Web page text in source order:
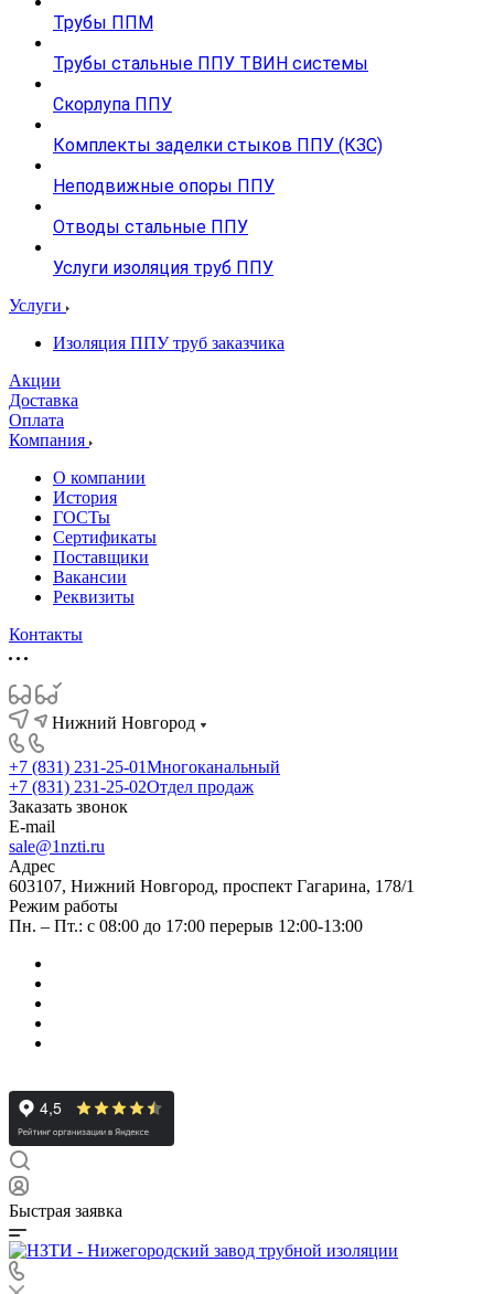
Трубы ППМ
Трубы стальные ППУ ТВИН системы
Скорлупа ППУ
Комплекты заделки стыков ППУ (КЗС)
Неподвижные опоры ППУ
Отводы стальные ППУ
Услуги изоляция труб ППУ
Услуги
Изоляция ППУ труб заказчика
Акции
Доставка
Оплата
Компания
О компании
История
ГОСТы
Сертификаты
Поставщики
Вакансии
Реквизиты
Контакты
Нижний Новгород
+7 (831) 231-25-01Многоканальный
+7 (831) 231-25-02Отдел продаж
Заказать звонок
E-mail
sale@1nzti.ru
Адрес
603107, Нижний Новгород, проспект Гагарина, 178/1
Режим работы
Пн. – Пт.: с 08:00 до 17:00 перерыв 12:00-13:00
Быстрая заявка